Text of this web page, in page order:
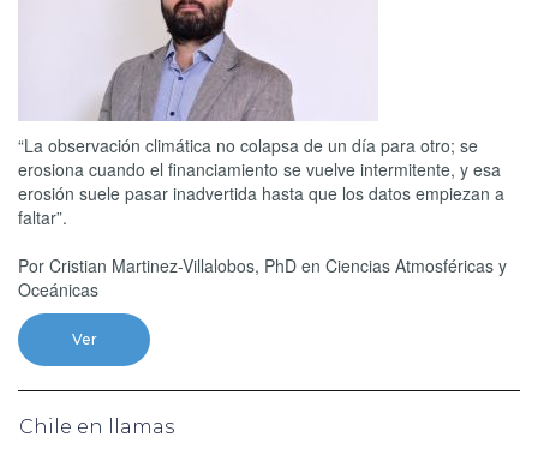
“La observación climática no colapsa de un día para otro; se
erosiona cuando el financiamiento se vuelve intermitente, y esa
erosión suele pasar inadvertida hasta que los datos empiezan a
faltar”.
Por Cristian Martinez-Villalobos, PhD en Ciencias Atmosféricas y
Oceánicas
Ver
Chile en llamas